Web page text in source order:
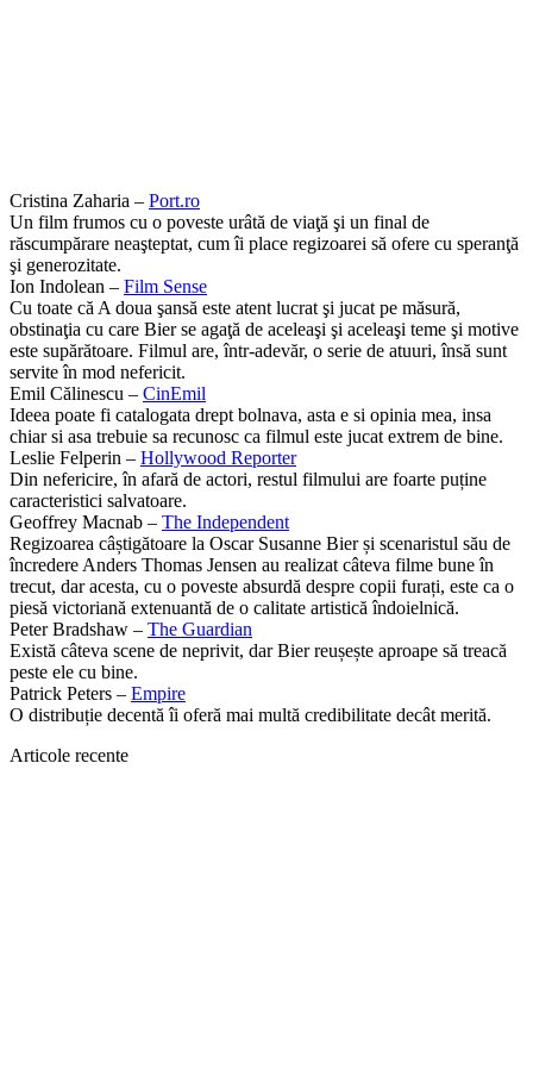
Cristina Zaharia – Port.ro
Un film frumos cu o poveste urâtă de viaţă şi un final de
răscumpărare neaşteptat, cum îi place regizoarei să ofere cu speranţă
şi generozitate.
Ion Indolean – Film Sense
Cu toate că A doua şansă este atent lucrat şi jucat pe măsură,
obstinaţia cu care Bier se agaţă de aceleaşi şi aceleaşi teme şi motive
este supărătoare. Filmul are, într-adevăr, o serie de atuuri, însă sunt
servite în mod nefericit.
Emil Călinescu – CinEmil
Ideea poate fi catalogata drept bolnava, asta e si opinia mea, insa
chiar si asa trebuie sa recunosc ca filmul este jucat extrem de bine.
Leslie Felperin – Hollywood Reporter
Din nefericire, în afară de actori, restul filmului are foarte puține
caracteristici salvatoare.
Geoffrey Macnab – The Independent
Regizoarea câștigătoare la Oscar Susanne Bier și scenaristul său de
încredere Anders Thomas Jensen au realizat câteva filme bune în
trecut, dar acesta, cu o poveste absurdă despre copii furați, este ca o
piesă victoriană extenuantă de o calitate artistică îndoielnică.
Peter Bradshaw – The Guardian
Există câteva scene de neprivit, dar Bier reușește aproape să treacă
peste ele cu bine.
Patrick Peters – Empire
O distribuție decentă îi oferă mai multă credibilitate decât merită.
Articole recente